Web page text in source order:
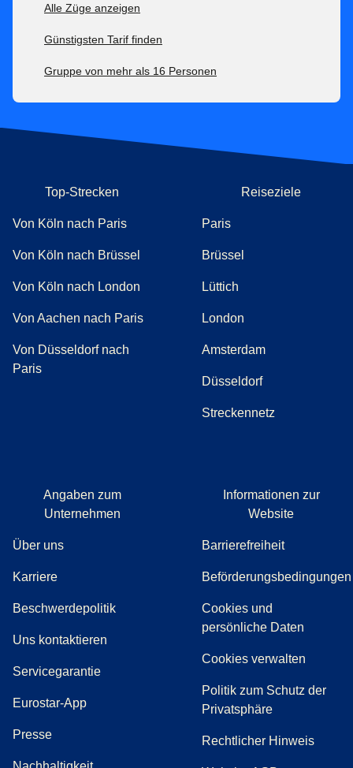
Alle Züge anzeigen
Günstigsten Tarif finden
Gruppe von mehr als 16 Personen
Top-Strecken
Von Köln nach Paris
Von Köln nach Brüssel
Von Köln nach London
Von Aachen nach Paris
Von Düsseldorf nach
Paris
Reiseziele
Paris
Brüssel
Lüttich
London
Amsterdam
Düsseldorf
Streckennetz
Angaben zum
Unternehmen
Über uns
Karriere
Beschwerdepolitik( Öffnet einen neuen Tab )
( öffnet eine PDF)
Uns kontaktieren
Servicegarantie
Eurostar-App
Presse(
Informationen zur
Website
Barrierefreiheit
Beförderungsbedingungen
Cookies und
persönliche Daten
Cookies verwalten
Politik zum Schutz der
Privatsphäre
Rechtlicher Hinweis